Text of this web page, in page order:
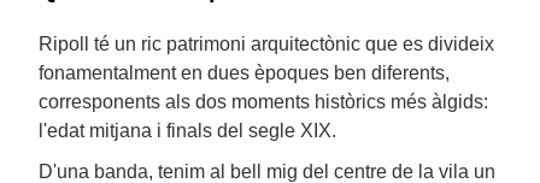
Ripoll té un ric patrimoni arquitectònic que es divideix
fonamentalment en dues èpoques ben diferents,
corresponents als dos moments històrics més àlgids:
l'edat mitjana i finals del segle XIX.
D'una banda, tenim al bell mig del centre de la vila un